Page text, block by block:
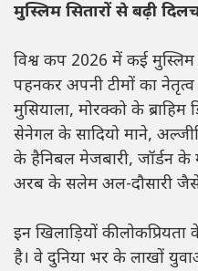
मुस्लिम सितारों से बढ़ी
विश्व कप 2026 में कई मुस्लिम
पहनकर अपनी टीमों का
मुसियाला, मोरक्को के
सेनेगल के सादियो माने,
के हैनिबल मेजबारी, जॉर्डन
अरब के सलेम अल-दौसारी जैसे
इन खिलाड़ियों की
है। वे दुनिया भर के लाखों